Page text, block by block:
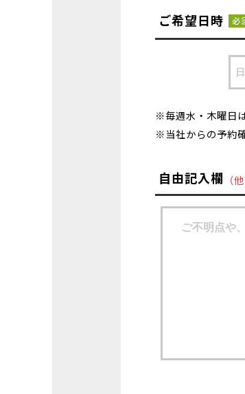
ご希望日時 必
※毎週水・木曜日
※当社からの予約
自由記入欄 （